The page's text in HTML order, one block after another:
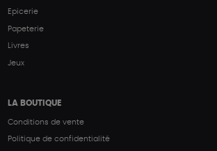
Epicerie
Papeterie
Livres
Jeux
LA BOUTIQUE
Conditions de vente
Politique de confidentialité